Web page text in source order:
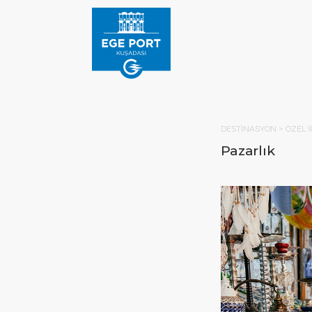
DESTİNASYON > ÖZEL
Pazarlık